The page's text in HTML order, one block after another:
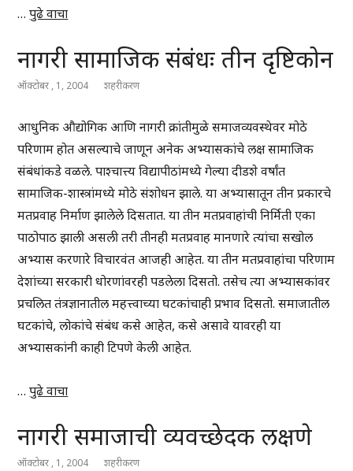
…पुढे वाचा
नागरी सामाजिक संबंधः तीन दृष्टिकोन
ऑक्टोबर , 1, 2004 शहरीकरण
आधुनिक औद्योगिक आणि नागरी क्रांतीमुळे समाजव्यवस्थेवर मोठे
परिणाम होत असल्याचे जाणून अनेक अभ्यासकांचे लक्ष सामाजिक
संबंधांकडे वळले. पाश्चात्त्य विद्यापीठांमध्ये गेल्या दीडशे वर्षांत
सामाजिक-शास्त्रांमध्ये मोठे संशोधन झाले. या अभ्यासातून तीन प्रकारचे
मतप्रवाह निर्माण झालेले दिसतात. या तीन मतप्रवाहांची निर्मिती एका
पाठोपाठ झाली असली तरी तीनही मतप्रवाह मानणारे त्यांचा सखोल
अभ्यास करणारे विचारवंत आजही आहेत. या तीन मतप्रवाहांचा परिणाम
देशांच्या सरकारी धोरणांवरही पडलेला दिसतो. तसेच त्या अभ्यासकांवर
प्रचलित तंत्रज्ञानातील महत्त्वाच्या घटकांचाही प्रभाव दिसतो. समाजातील
घटकांचे, लोकांचे संबंध कसे आहेत, कसे असावे यावरही या
अभ्यासकांनी काही टिपणे केली आहेत.
…पुढे वाचा
नागरी समाजाची व्यवच्छेदक लक्षणे
ऑक्टोबर , 1, 2004 शहरीकरण